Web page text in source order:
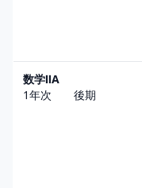
数学ⅡA
1年次 後期